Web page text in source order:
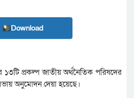
Download
প্রকল্প জাতীয় অর্থনৈতিক পরিষদের
অনুমোদন দেয়া হয়েছে।